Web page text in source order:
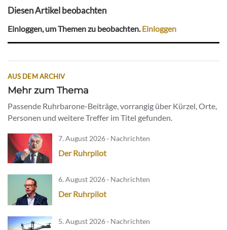
Diesen Artikel beobachten
Einloggen, um Themen zu beobachten.Einloggen
AUS DEM ARCHIV
Mehr zum Thema
Passende Ruhrbarone-Beiträge, vorrangig über Kürzel, Orte,
Personen und weitere Treffer im Titel gefunden.
7. August 2026 · Nachrichten
Der Ruhrpilot
6. August 2026 · Nachrichten
Der Ruhrpilot
5. August 2026 · Nachrichten